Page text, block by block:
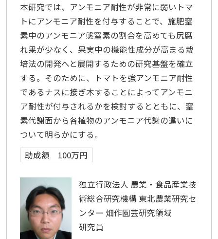
本研究では、アンモニア耐性が非常に弱いトマ
トにアンモニア耐性を付与することで、施肥窒
素中のアンモニア態窒素の割合を高めても尻腐
れ果が少なく、果実中の機能性成分が高まる栽
培法の開発へと展開するための研究基盤を確立
する。そのために、トマトを強アンモニア耐性
であるナスに接ぎ木することによってアンモニ
ア耐性が付与されるかを検討するとともに、窒
素代謝面から各植物のアンモニア代謝の違いに
ついて明らかにする。
助成額 100万円
独立行政法人 農業・食品産業技
術総合研究機構 東北農業研究セ
ンター 畑作園芸研究領域
研究員